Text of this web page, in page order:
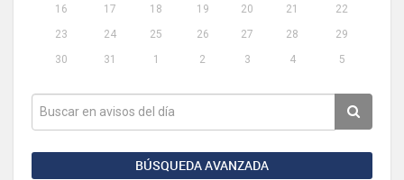
16
17 18 19 20 21
22
23
24 25 26 27 28
29
30
31 1 2 3 4 5
BÚSQUEDA AVANZADA